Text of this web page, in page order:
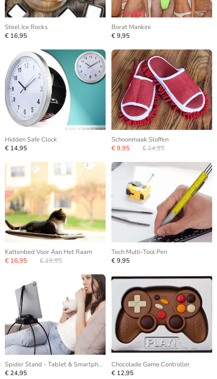
Steel Ice Rocks
€ 16,95
Borat Mankini
€ 9,95
Hidden Safe Clock
€ 14,95
Schoonmaak Sloffen
€ 9,95
€ 14,95
Kattenbed Voor Aan Het Raam
€ 16,95
€ 19,95
Tech Multi-Tool Pen
€ 9,95
Spider Stand - Tablet & Smartphone
€ 24,95
Chocolade Game Controller
€ 12,95